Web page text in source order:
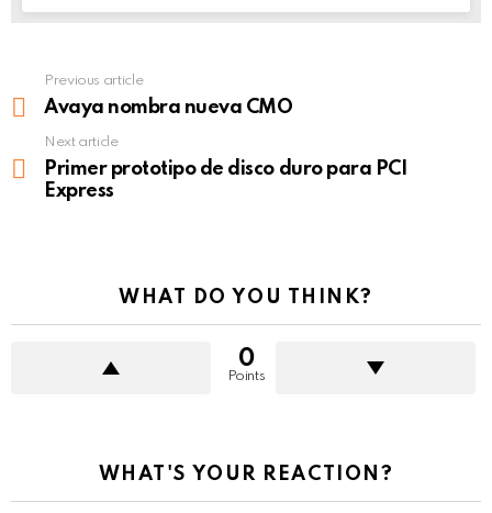
more
Previous article
Avaya nombra nueva CMO
Next article
Primer prototipo de disco duro para PCI
Express
WHAT DO YOU THINK?
0
Points
WHAT'S YOUR REACTION?